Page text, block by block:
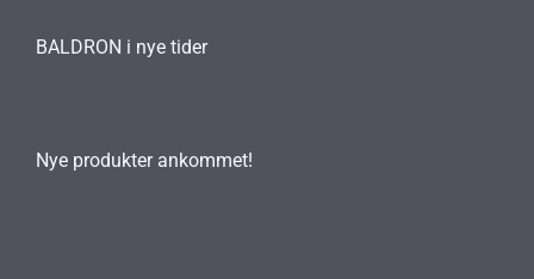
BALDRON i nye tider
Nye produkter ankommet!